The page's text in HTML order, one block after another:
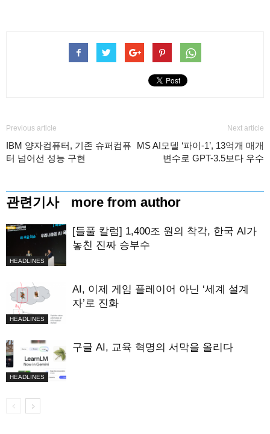
Previous article
IBM 양자컴퓨터, 기존 슈퍼컴퓨
터 넘어선 성능 구현
Next article
MS AI모델 ‘파이-1’, 13억개 매개
변수로 GPT-3.5보다 우수
관련기사 more from author
HEADLINES
[들풀 칼럼] 1,400조 원의 착각, 한국 AI가
놓친 진짜 승부수
HEADLINES
AI, 이제 게임 플레이어 아닌 ‘세계 설계
자’로 진화
HEADLINES
구글 AI, 교육 혁명의 서막을 올리다